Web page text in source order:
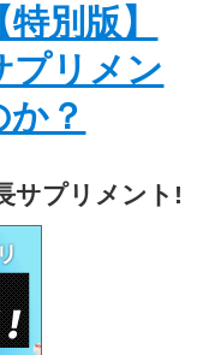
別版】
プリメン
？
サプリメント!